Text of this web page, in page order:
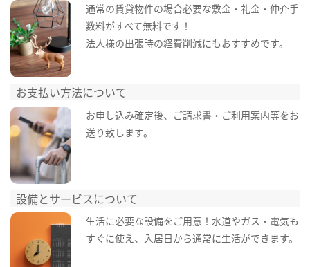
通常の賃貸物件の場合必要な敷金・礼金・仲介手
数料がすべて無料です！
法人様の出張時の経費削減にもおすすめです。
お支払い方法について
お申し込み確定後、ご請求書・ご利用案内等をお
送り致します。
設備とサービスについて
生活に必要な設備をご用意！水道やガス・電気も
すぐに使え、入居日から通常に生活ができます。